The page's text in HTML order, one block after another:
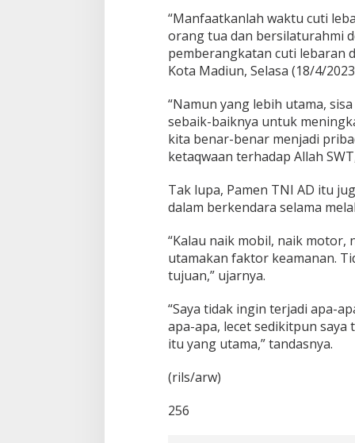
“Manfaatkanlah waktu cuti
orang tua dan bersilaturahmi
pemberangkatan cuti lebaran
Kota Madiun, Selasa (18/4/
“Namun yang lebih utama,
sebaik-baiknya untuk
kita benar-benar menjadi
ketaqwaan terhadap Allah
Tak lupa, Pamen TNI AD itu
dalam berkendara selama
“Kalau naik mobil, naik
utamakan faktor keamanan.
tujuan,” ujarnya.
“Saya tidak ingin terjadi apa-
apa-apa, lecet sedikitpun
itu yang utama,” tandasnya.
(rils/arw)
256